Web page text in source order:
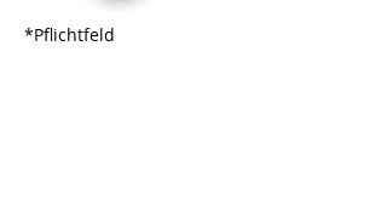
*Pflichtfeld